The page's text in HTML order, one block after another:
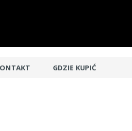
GDZIE KUPIĆ